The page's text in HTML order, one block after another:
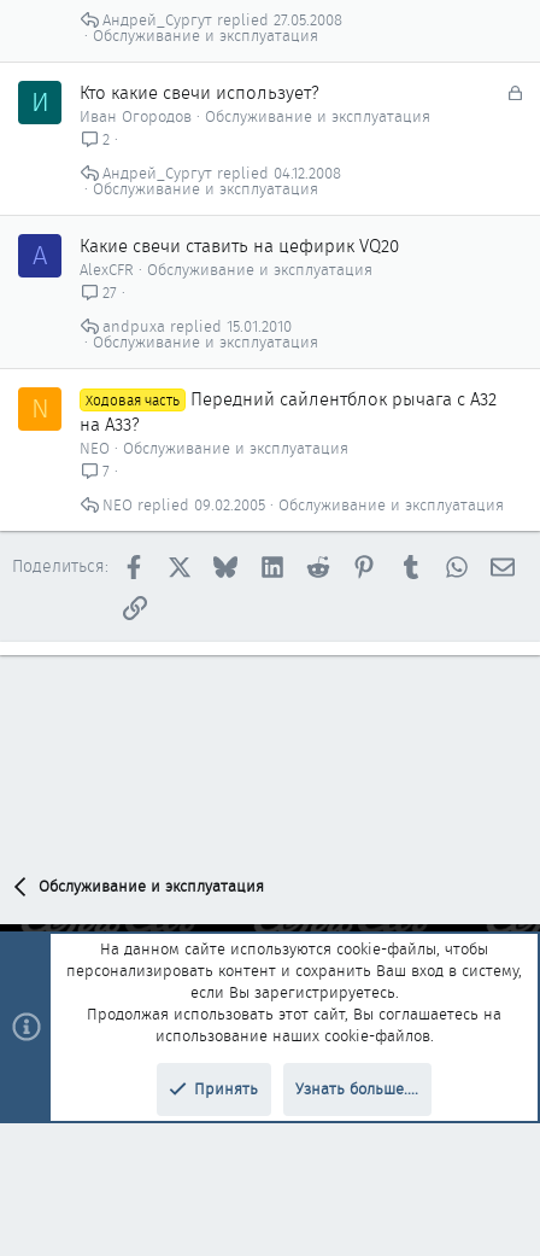
Обслуживание и эксплуатация
27.05.2008
Андрей_Сургут
И
З
Кто какие свечи использует?
Иван Огородов
Обслуживание и эксплуатация
2
Обслуживание и эксплуатация
04.12.2008
Андрей_Сургут
A Какие свечи ставить на цефирик VQ20
AlexCFR
Обслуживание и эксплуатация
27
Обслуживание и эксплуатация
15.01.2010
andpuxa
N Ходовая часть Передний сайлентблок рычага с А32
на А33?
NEO
Обслуживание и эксплуатация
7
Обслуживание и эксплуатация
09.02.2005
NEO
Поделиться: Facebook BlueskyLinkedInReddit PinterestTumblr
Ссылка
Обслуживание и эксплуатация
Обратная связь
Условия и правила
Политика конфиденциальности
Помощь Главная
R
add-ons by ThemeHouse Перевод от Jumuro®
На данном сайте используются cookie-файлы, чтобы
персонализировать контент и сохранить Ваш вход в систему,
если Вы зарегистрируетесь.
Продолжая использовать этот сайт, Вы соглашаетесь на
использование наших cookie-файлов.
Принять Узнать больше....